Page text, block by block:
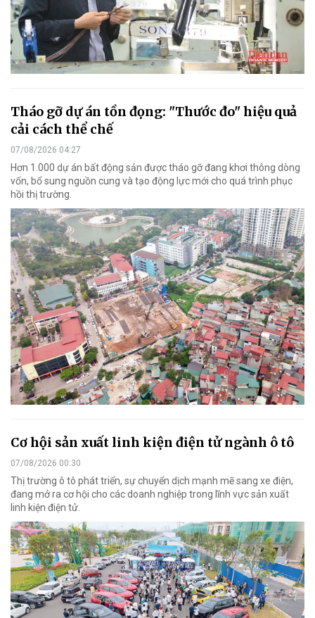
Tháo gỡ dự án tồn đọng: "Thước đo" hiệu quả
cải cách thể chế
07/08/2026 04:27
Hơn 1.000 dự án bất động sản được tháo gỡ đang khơi thông dòng
vốn, bổ sung nguồn cung và tạo động lực mới cho quá trình phục
hồi thị trường.
Cơ hội sản xuất linh kiện điện tử ngành ô tô
07/08/2026 00:30
Thị trường ô tô phát triển, sự chuyển dịch mạnh mẽ sang xe điện,
đang mở ra cơ hội cho các doanh nghiệp trong lĩnh vực sản xuất
linh kiện điện tử.